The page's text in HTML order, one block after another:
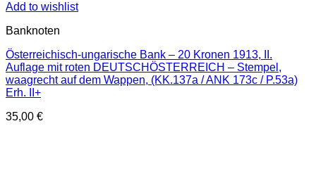
Add to wishlist
Banknoten
Österreichisch-ungarische Bank – 20 Kronen 1913, II.
Auflage mit roten DEUTSCHÖSTERREICH – Stempel,
waagrecht auf dem Wappen, (KK.137a / ANK 173c / P.53a)
Erh. II+
35,00 €